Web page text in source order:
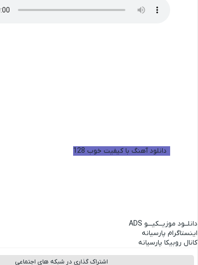
دانلود آهنگ با کیفیت خوب 128
دانلــود موزیــکیـــو ADS
اینستاگرام پارسیانه
کانال روبیکا پارسیانه
اشتراک گذاری در شبکه های اجتماعی